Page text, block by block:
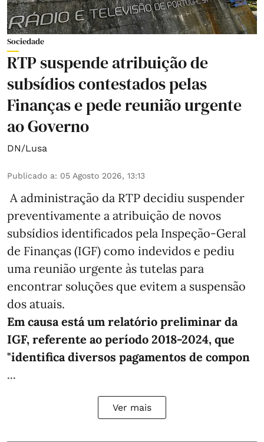
Sociedade
RTP suspende atribuição de
subsídios contestados pelas
Finanças e pede reunião urgente
ao Governo
DN/Lusa
Publicado a: 05 Agosto 2026, 13:13
A administração da RTP decidiu suspender
preventivamente a atribuição de novos
subsídios identificados pela Inspeção-Geral
de Finanças (IGF) como indevidos e pediu
uma reunião urgente às tutelas para
encontrar soluções que evitem a suspensão
dos atuais.
Em causa está um relatório preliminar da
IGF, referente ao período 2018-2024, que
"identifica diversos pagamentos de compon
...
Ver mais